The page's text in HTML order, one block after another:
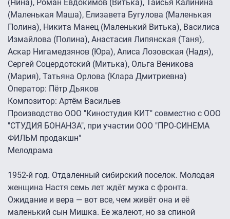
(Нина), Роман Евдокимов (Витька), Таисья Калинина
(Маленькая Маша), Елизавета Бугулова (Маленькая
Полина), Никита Манец (Маленький Витька), Василиса
Измайлова (Полина), Анастасия Липянская (Таня),
Аскар Нигамедзянов (Юра), Алиса Лозовская (Надя),
Сергей Соцердотский (Митька), Ольга Веникова
(Мария), Татьяна Орлова (Клара Дмитриевна)
Оператор: Пётр Дьяков
Композитор: Артём Васильев
Производство ООО "Киностудия КИТ" совместно с ООО
"СТУДИЯ БОНАНЗА", при участии ООО "ПРО-СИНЕМА
ФИЛЬМ продакшн"
Мелодрама
1952-й год. Отдаленный сибирский поселок. Молодая
женщина Настя семь лет ждёт мужа с фронта.
Ожидание и вера — вот все, чем живёт она и её
маленький сын Мишка. Ее жалеют, но за спиной